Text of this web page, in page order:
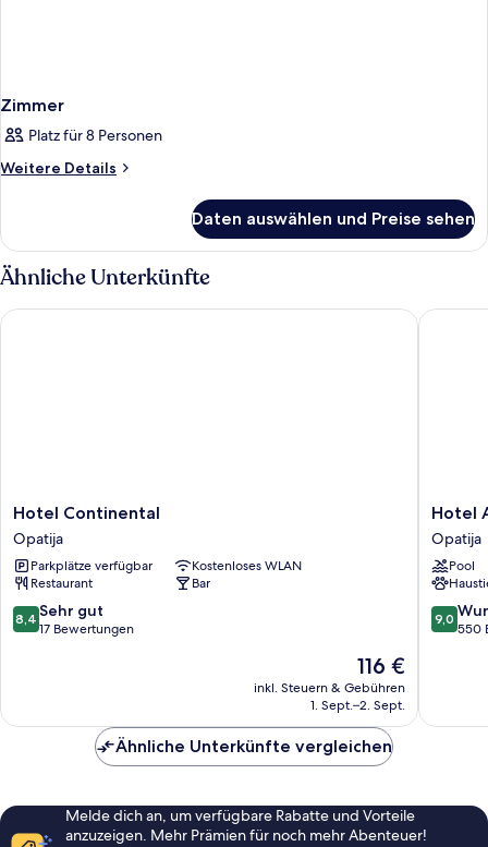
Zimmer
Platz für 8 Personen
Weitere Details
Weitere
Daten auswählen und Preise sehen
Ähnliche Unterkünfte
Hotel
Continental
Opatija
Hotel Continental
Opatija
Parkplätze verfügbar
Kostenloses WLAN
Restaurant
Bar
8.4
von
Bewertungen
8,4 Sehr gut
17 Bewertungen
Der
Preis
beträgt
116 €
inkl. Steuern & Gebühren
1. Sept.–2. Sept.
Hotel Continental
Hotel
-
Liburnia
Opatija
Hotel
Opatija
Pool
9.0
von
9,0
550
Hotel
Ähnliche Unterkünfte vergleichen
Melde dich an, um verfügbare Rabatte und Vorteile
anzuzeigen. Mehr Prämien für noch mehr Abenteuer!